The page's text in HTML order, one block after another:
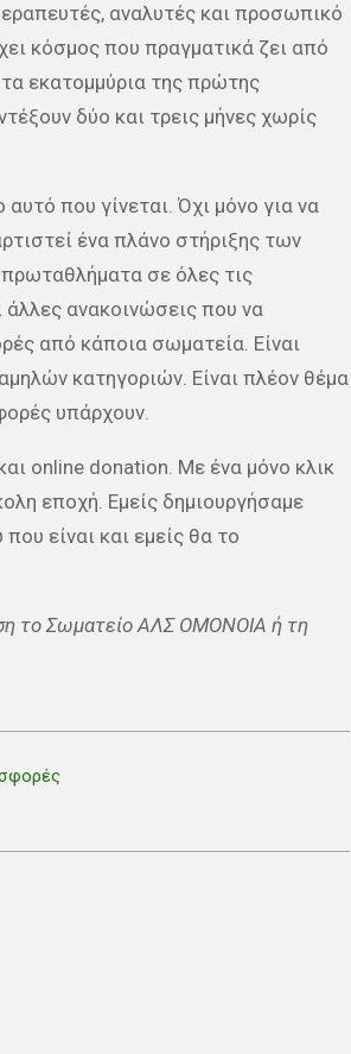
αναλυτές και προσωπικό
κόσμος που πραγματικά ζει από
εκατομμύρια της πρώτης
δύο και τρεις μήνες χωρίς
που γίνεται. Όχι μόνο για να
ένα πλάνο στήριξης των
πρωταθλήματα σε όλες τις
ανακοινώσεις που να
από κάποια σωματεία. Είναι
κατηγοριών. Είναι πλέον θέμα
υπάρχουν.
online donation. Με ένα μόνο κλικ
εποχή. Εμείς δημιουργήσαμε
είναι και εμείς θα το
το Σωματείο ΑΛΣ ΟΜΟΝΟΙΑ ή τη